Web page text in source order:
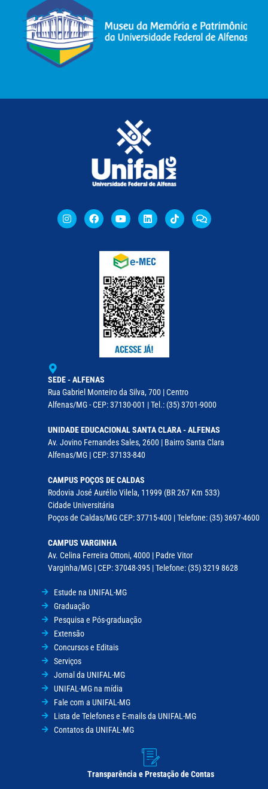
SEDE - ALFENAS
Rua Gabriel Monteiro da Silva, 700 | Centro
Alfenas/MG - CEP: 37130-001 | Tel.: (35) 3701-9000
UNIDADE EDUCACIONAL SANTA CLARA - ALFENAS
Av. Jovino Fernandes Sales, 2600 | Bairro Santa Clara
Alfenas/MG | CEP: 37133-840
CAMPUS POÇOS DE CALDAS
Rodovia José Aurélio Vilela, 11999 (BR 267 Km 533)
Cidade Universitária
Poços de Caldas/MG CEP: 37715-400 | Telefone: (35) 3697-4600
CAMPUS VARGINHA
Av. Celina Ferreira Ottoni, 4000 | Padre Vitor
Varginha/MG | CEP: 37048-395 | Telefone: (35) 3219 8628
Estude na UNIFAL-MG
Graduação
Pesquisa e Pós-graduação
Extensão
Concursos e Editais
Serviços
Jornal da UNIFAL-MG
UNIFAL-MG na mídia
Fale com a UNIFAL-MG
Lista de Telefones e E-mails da UNIFAL-MG
Contatos da UNIFAL-MG
Transparência e Prestação de Contas